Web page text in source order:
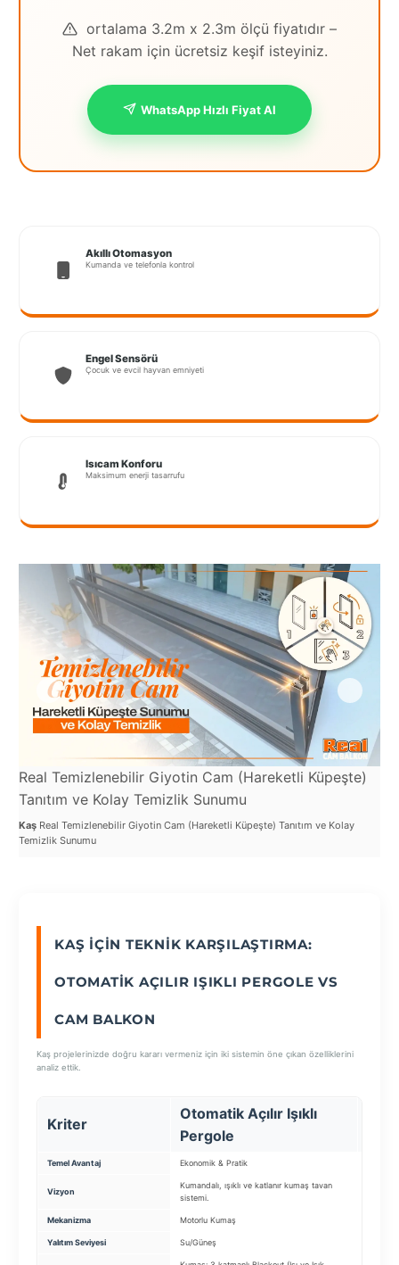
ortalama 3.2m x 2.3m ölçü fiyatıdır –
Net rakam için ücretsiz keşif isteyiniz.
WhatsApp Hızlı Fiyat Al
Akıllı Otomasyon
Kumanda ve telefonla kontrol
Engel Sensörü
Çocuk ve evcil hayvan emniyeti
Isıcam Konforu
Maksimum enerji tasarrufu
Real Temizlenebilir Giyotin Cam (Hareketli Küpeşte)
Tanıtım ve Kolay Temizlik Sunumu
Kaş Real Temizlenebilir Giyotin Cam (Hareketli Küpeşte) Tanıtım ve Kolay
Temizlik Sunumu
KAŞ İÇIN TEKNIK KARŞILAŞTIRMA:
OTOMATIK AÇILIR IŞIKLI PERGOLE VS
CAM BALKON
Kaş projelerinizde doğru kararı vermeniz için iki sistemin öne çıkan özelliklerini
analiz ettik.
Kriter
Otomatik Açılır Işıklı
Pergole
Temel Avantaj Ekonomik & Pratik
Vizyon
Kumandalı, ışıklı ve katlanır kumaş tavan
sistemi.
Mekanizma Motorlu Kumaş
Yalıtım Seviyesi Su/Güneş
Houston
İstanbul
İstanbul
Anadolu
Kırklareli
Manisa
Port
Rize
Sakarya
Sarajevo
Sivas
switzerland
Tilburg
Yalova
SEÇ